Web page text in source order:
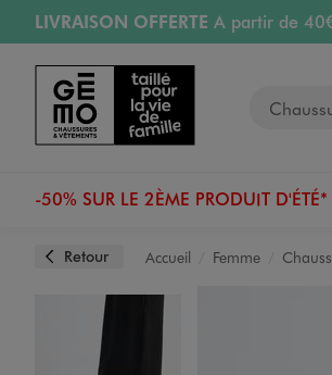
Aller au contenu principal
Aller à la navigation
LIVRAISON OFFERTE A partir de
RETRAIT ET LIVRAISON OFFERTE
RÉSERVATION GRATUITE
4h en
Retours OFFERTSpendant 30 jours
-50% SUR LE 2ÈME PRODUIT D'ÉTÉ*
Retour Accueil Femme